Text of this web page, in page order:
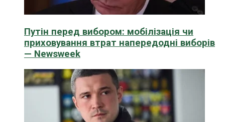
Путін перед вибором: мобілізація чи
приховування втрат напередодні виборів
— Newsweek